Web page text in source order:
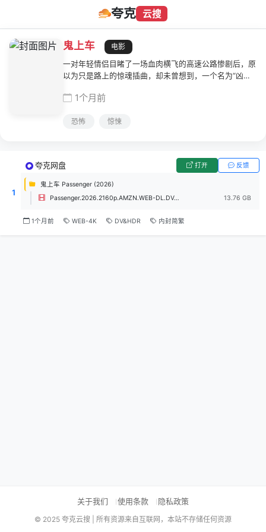
夸克 云搜
鬼上车
电影
一对年轻情侣目睹了一场血肉横飞的高速公路惨剧后，原
以为只是路上的惊魂插曲，却未曾想到，一个名为“凶灵”
步步紧逼，誓要将两人拖入地狱深渊时，原本浪漫的房车
1个月前
恐怖 惊悚
1
夸克网盘 打开 反馈
鬼上车 Passenger (2026)
Passenger.2026.2160p.AMZN.WEB-DL.DV.HDR10+.DDP5.1.H.265.mkv
13.76 GB
1个月前 WEB-4K DV&HDR 内封简繁
关于我们 使用条款 隐私政策
© 2025 夸克云搜 | 所有资源来自互联网，本站不存储任何资源